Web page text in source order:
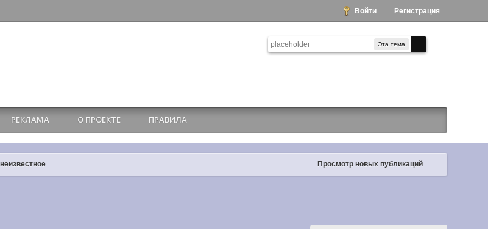
Войти Регистрация
Эта тема
РЕКЛАМА О ПРОЕКТЕ ПРАВИЛА
Просмотр новых публикаций